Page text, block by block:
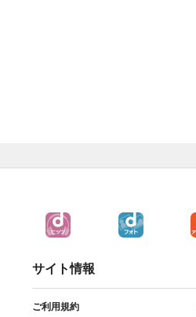
サイト情報
ご利用規約